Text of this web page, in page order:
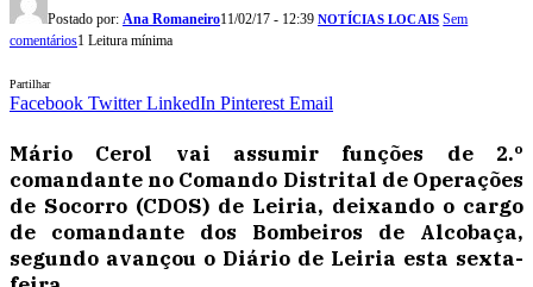
Postado por: Ana Romaneiro11/02/17 - 12:39 NOTÍCIAS LOCAIS Sem
comentários1 Leitura mínima
Partilhar
Facebook Twitter LinkedIn Pinterest Email
Mário Cerol vai assumir funções de 2.º
comandante no Comando Distrital de Operações
de Socorro (CDOS) de Leiria, deixando o cargo
de comandante dos Bombeiros de Alcobaça,
segundo avançou o Diário de Leiria esta sexta-